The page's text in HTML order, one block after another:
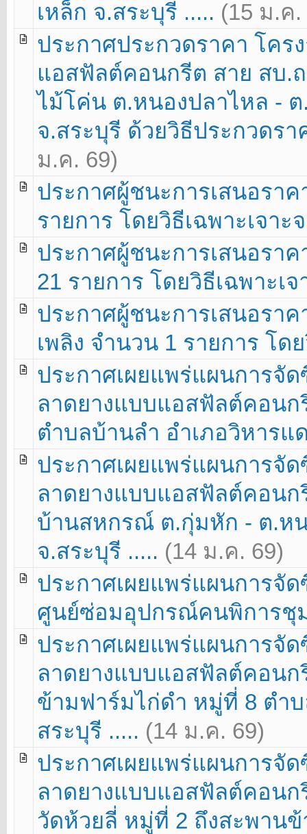
เหล็ก จ.สระบุรี ..... (15 ม.ค.
ประกาศประกวดราคา โคร
แอสฟัลต์คอนกรีต สาย สบ.
ไม้โค่น ต.หนองปลาไหล -
จ.สระบุรี ด้วยวิธีประกวดร
ม.ค. 69)
ประกาศผู้ชนะการเสนอรา
รายการ โดยวิธีเฉพาะเจาะ
ประกาศผู้ชนะการเสนอรา
21 รายการ โดยวิธีเฉพาะเ
ประกาศผู้ชนะการเสนอราค
เพลิง จำนวน 1 รายการ โด
ประกาศเผยแพร่แผนการจั
ลาดยางแบบแอสฟัลต์คอน
ตำบลบ้านลำ อำเภอวิหารแ
ประกาศเผยแพร่แผนการจั
ลาดยางแบบแอสฟัลต์คอนก
บ้านสหกรณ์ ต.กุ่มหัก - ต.ห
จ.สระบุรี ..... (14 ม.ค. 69)
ประกาศเผยแพร่แผนการจั
ศูนย์ซ่อมอุปกรณ์คนพิการชุ
ประกาศเผยแพร่แผนการจั
ลาดยางแบบแอสฟัลต์คอนก
ข้ามฟาร์มไก่ดำ หมู่ที่ 8 ตำ
สระบุรี ..... (14 ม.ค. 69)
ประกาศเผยแพร่แผนการจั
ลาดยางแบบแอสฟัลต์คอนก
วัดห้วยลี่ หมู่ที่ 2 ถึงสะพาน